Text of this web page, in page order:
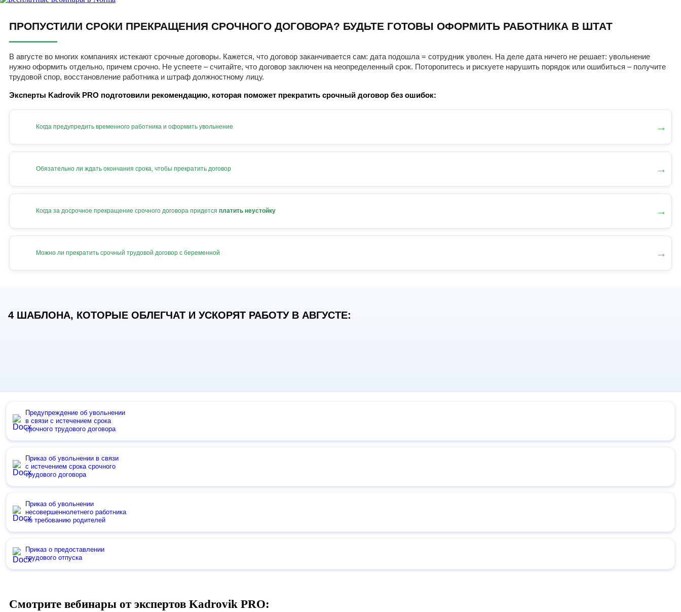
ПРОПУСТИЛИ СРОКИ ПРЕКРАЩЕНИЯ СРОЧНОГО ДОГОВОРА? БУДЬТЕ ГОТОВЫ ОФОРМИТЬ РАБОТНИКА В ШТАТ
В августе во многих компаниях истекают срочные договоры. Кажется, что договор заканчивается сам: дата подошла = сотрудник уволен. На деле дата ничего не решает: увольнение
нужно оформить отдельно, причем срочно. Не успеете – считайте, что договор заключен на неопределенный срок. Поторопитесь и рискуете нарушить порядок или ошибиться – получите
трудовой спор, восстановление работника и штраф должностному лицу.
Эксперты Kadrovik PRO подготовили рекомендацию, которая поможет прекратить срочный договор без ошибок:
Когда предупредить временного работника и оформить увольнение →
Обязательно ли ждать окончания срока, чтобы прекратить договор →
Когда за досрочное прекращение срочного договора придется платить неустойку →
Можно ли прекратить срочный трудовой договор с беременной →
4 ШАБЛОНА, КОТОРЫЕ ОБЛЕГЧАТ И УСКОРЯТ РАБОТУ В АВГУСТЕ:
Предупреждение об увольнении
в связи с истечением срока
срочного трудового договора
Приказ об увольнении в связи
с истечением срока срочного
трудового договора
Приказ об увольнении
несовершеннолетнего работника
по требованию родителей
Приказ о предоставлении
трудового отпуска
Смотрите вебинары от экспертов Kadrovik PRO: